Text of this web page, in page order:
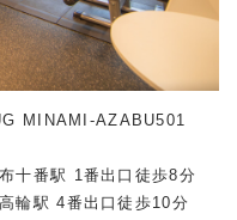
MINAMI-AZABU501
十番駅 1番出口徒歩8分
輪駅 4番出口徒歩10分